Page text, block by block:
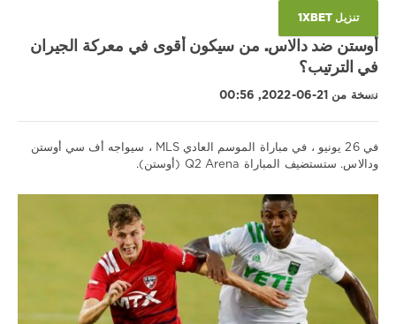
أوستين ,
تنزيل 1XBET
أوستن ضد دالاس. من سيكون أقوى في معركة الجيران
في الترتيب؟
نسخة من 21-06-2022, 00:56
القدم
Download
1xbet
في 26 يونيو ، في مباراة الموسم العادي MLS ، سيواجه أف سي أوستن
ودالاس. ستستضيف المباراة Q2 Arena (أوستن).